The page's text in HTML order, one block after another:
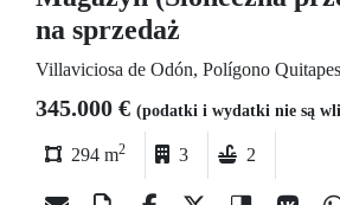
na sprzedaż
Villaviciosa de Odón, Polígono
345.000 € (podatki i wydatki nie są
294 m2 3 2